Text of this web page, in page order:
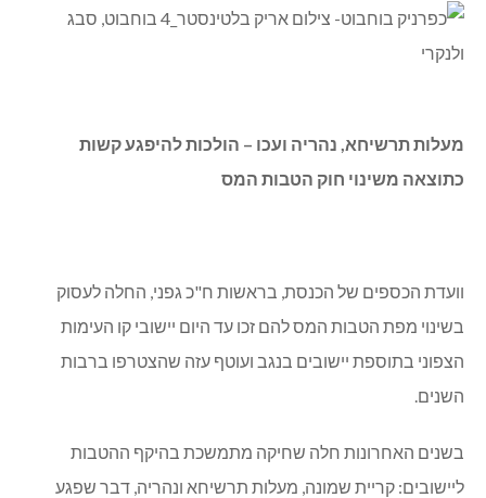
מעלות תרשיחא, נהריה ועכו – הולכות להיפגע קשות
כתוצאה משינוי חוק הטבות המס
וועדת הכספים של הכנסת, בראשות ח"כ גפני, החלה לעסוק
בשינוי מפת הטבות המס להם זכו עד היום יישובי קו העימות
הצפוני בתוספת יישובים בנגב ועוטף עזה שהצטרפו ברבות
השנים.
בשנים האחרונות חלה שחיקה מתמשכת בהיקף ההטבות
ליישובים: קריית שמונה, מעלות תרשיחא ונהריה, דבר שפגע